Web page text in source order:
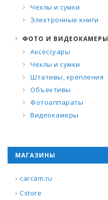
Чехлы и сумки
Электронные книги
ФОТО И ВИДЕОКАМЕРЫ
Аксессуары
Чехлы и сумки
Штативы, крепления
Объективы
Фотоаппараты
Видеокамеры
МАГАЗИНЫ
carcam.ru
Cstore